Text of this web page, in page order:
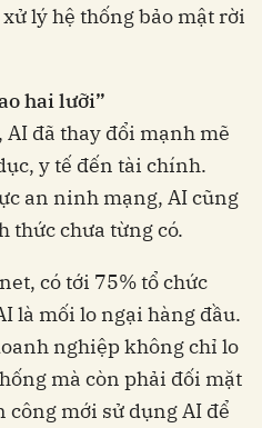
lý hệ thống bảo mật rời
hai lưỡi”
đã thay đổi mạnh mẽ
y tế đến tài chính.
an ninh mạng, AI cũng
thức chưa từng có.
có tới 75% tổ chức
là mối lo ngại hàng đầu.
nghiệp không chỉ lo
mà còn phải đối mặt
mới sử dụng AI để